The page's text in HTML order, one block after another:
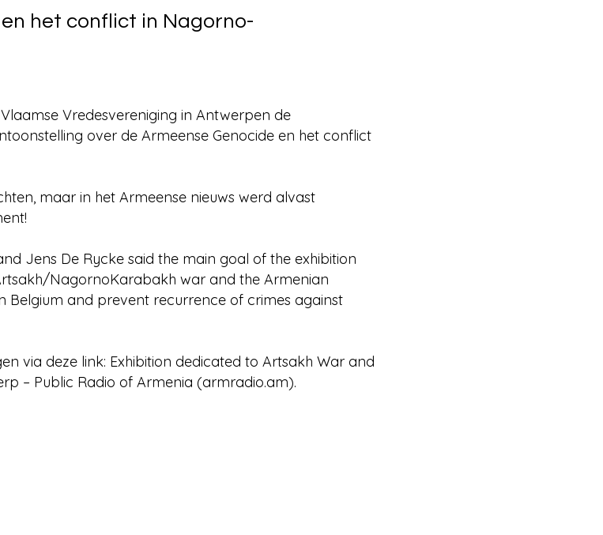
het conflict in Nagorno-
Vredesvereniging in Antwerpen de
over de Armeense Genocide en het conflict
maar in het Armeense nieuws werd alvast
Jens De Rycke said the main goal of the exhibition
NagornoKarabakh war and the Armenian
Belgium and prevent recurrence of crimes against
via deze link: Exhibition dedicated to Artsakh War and
– Public Radio of Armenia (armradio.am).